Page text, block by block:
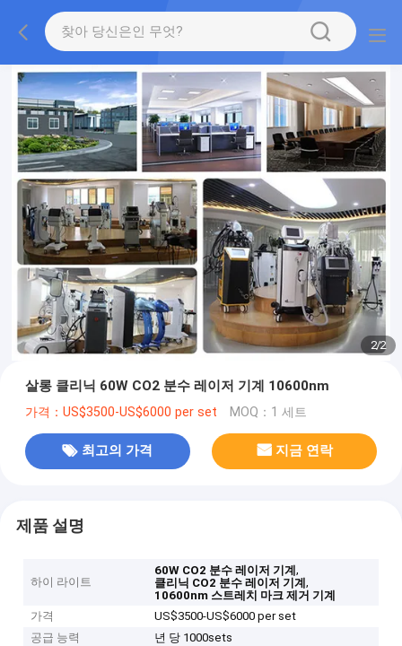
2/2
살롱 클리닉 60W CO2 분수 레이저 기계 10600nm
가격：US$3500-US$6000 per set MOQ：1 세트
최고의 가격 지금 연락
제품 설명
하이 라이트
60W CO2 분수 레이저 기계,
클리닉 CO2 분수 레이저 기계,
10600nm 스트레치 마크 제거 기계
가격
US$3500-US$6000 per set
공급 능력
년 당 1000sets